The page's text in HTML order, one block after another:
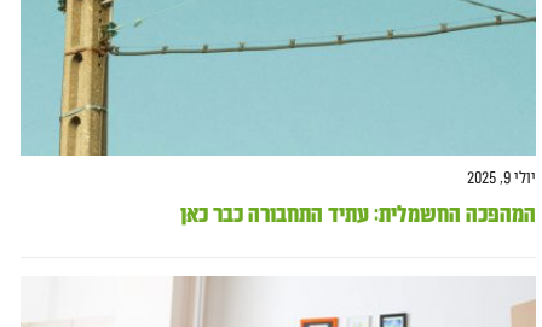
יולי 9, 2025
המהפכה החשמלית: עתיד התחבורה כבר כאן